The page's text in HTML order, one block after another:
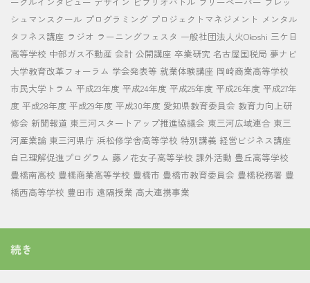
シュマンスクール プログラミング プロジェクトマネジメント メンタル
タフネス講座 ラジオ ラーニングフェスタ 一般社団法人火Okoshi 三ケ日
高等学校 中部ガス不動産 会計 公開講座 卒業研究 名古屋国税局 夢ナビ
大学教育改革フォーラム 学会発表等 就業体験講座 岡崎商業高等学校
市民大学トラム 平成23年度 平成24年度 平成25年度 平成26年度 平成27年
度 平成28年度 平成29年度 平成30年度 愛知県教育委員会 教育力向上研
修会 新聞報道 東三河スタートアップ推進協議会 東三河広域連合 東三
河産業論 東三河県庁 浜松修学舎高等学校 特別講義 経営ビジネス講座
自己理解促進プログラム 藤ノ花女子高等学校 課外活動 豊丘高等学校
豊橋南高校 豊橋商業高等学校 豊橋市 豊橋市教育委員会 豊橋税務署 豊
橋西高等学校 豊田市 遠隔授業 高大連携事業
続き